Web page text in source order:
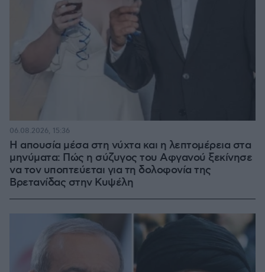
Η απουσία μέσα στη νύχτα και η λεπτομέρεια στα
μηνύματα: Πώς η σύζυγος του Αφγανού ξεκίνησε
να τον υποπτεύεται για τη δολοφονία της
Βρετανίδας στην Κυψέλη
06.08.2026, 15:36